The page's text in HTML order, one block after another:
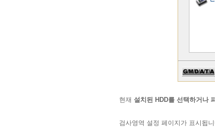
현재 설치된 HDD를 선택하거나
검사영역 설정 페이지가 표시됩